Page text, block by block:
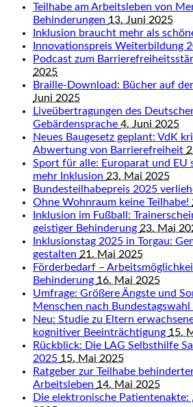
Teilhabe am Arbeitsleben von
Behinderungen 13. Juni 2025
Inklusion braucht mehr als
Innovationspreis Weiterbildung
Podcast zum
2025
Braille-Download: Bücher auf
Juni 2025
Liveübertragungen des
Gebärdensprache 4. Juni 2025
Neues Baugesetz geplant: VdK
Abwertung von Barrierefreiheit
Sport für alle: Europarat und
mehr Inklusion 23. Mai 2025
Bundesteilhabepreis 2025
Ohne Wohnraum keine Teilhabe!
Inklusion im Fußball:
geistiger Behinderung 23. Mai
Inklusionstag 2025 in Torgau:
gestalten 21. Mai 2025
Förderbedarf –
Behinderung 16. Mai 2025
Umfrage: Größere Ängste und
Menschen nach Bundestagswahl
Neu: Studie zu Eltern
kognitiver Beeinträchtigung 15.
Rückblick: Die LAG Selbsthilfe
2025 15. Mai 2025
Ratgeber zur Teilhabe
Arbeitsleben 14. Mai 2025
Die elektronische Patientenakte: